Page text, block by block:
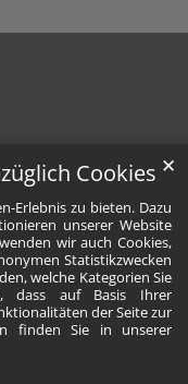
Cookies
Erlebnis zu bieten. Dazu
unserer Website
wir auch Cookies,
Statistikzwecken
welche Kategorien Sie
dass auf Basis Ihrer
der Seite zur
finden Sie in unserer
✕